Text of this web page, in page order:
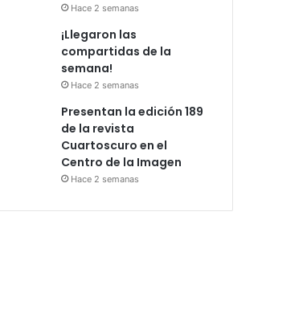
Hace 2 semanas
¡Llegaron las
compartidas de la
semana!
Hace 2 semanas
Presentan la edición 189
de la revista
Cuartoscuro en el
Centro de la Imagen
Hace 2 semanas